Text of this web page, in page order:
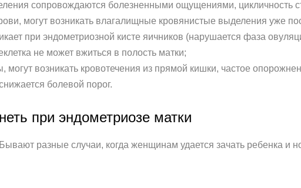
сопровождаются болезненными ощущениями, цикличность
могут возникать влагалищные кровянистые выделения уже
при эндометриозной кисте яичников (нарушается фаза
не может вжиться в полость матки;
могут возникать кровотечения из прямой кишки, частое
болевой порог.
при эндометриозе матки
разные случаи, когда женщинам удается зачать ребенка и